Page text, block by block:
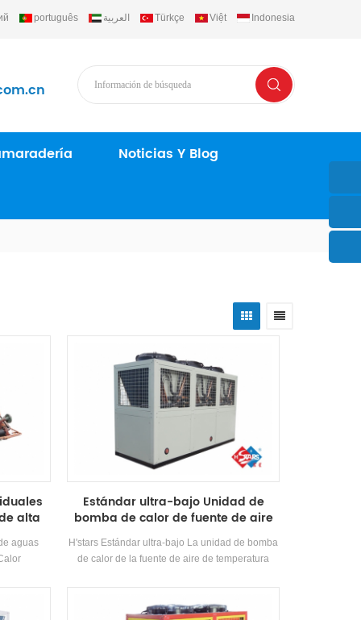
português العربية Türkçe Việt Indonesia
Noticias Y Blog
alta
aguas
de baños,
y otros
Estándar ultra-bajo Unidad de
bomba de calor de fuente de aire
de temperatura
H'stars Estándar ultra-bajo La unidad de bomba
de calor de la fuente de aire de temperatura
-25 ℃ ~ 43, utilizando aire como fuente de calor,
no se descargan contaminantes, y 55 ° C El